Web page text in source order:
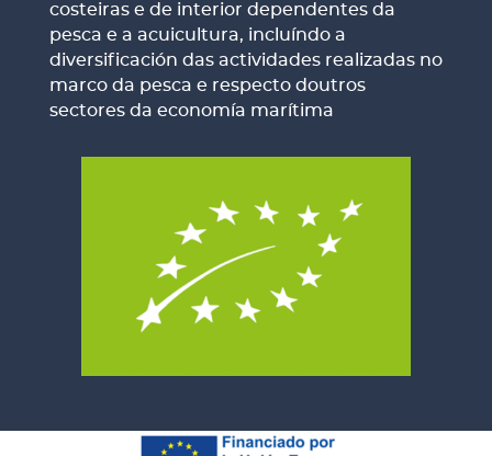
costeiras e de interior dependentes da
pesca e a acuicultura, incluíndo a
diversificación das actividades realizadas no
marco da pesca e respecto doutros
sectores da economía marítima